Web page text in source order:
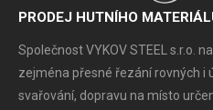
PRODEJ HUTNÍHO
Společnost VYKOV STEEL s.r.o.
zejména přesné řezání rovných i
svařování, dopravu na místo